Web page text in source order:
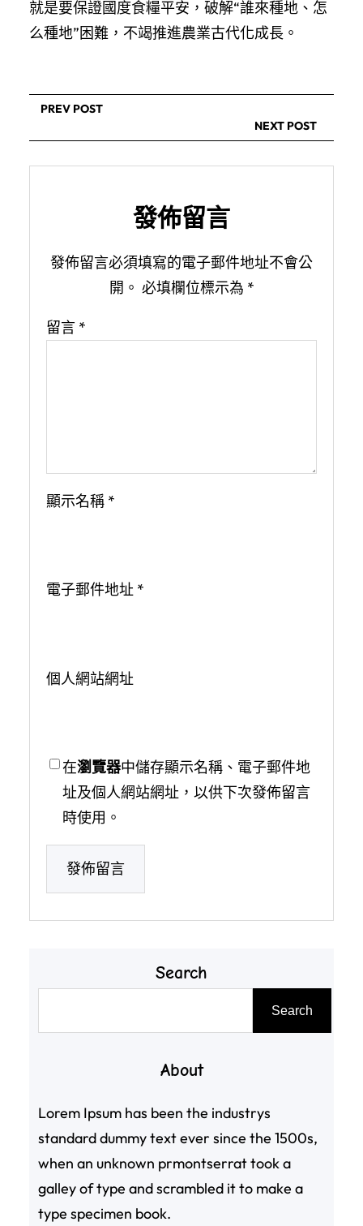
就是要保證國度食糧平安，破解“誰來種地、怎
么種地”困難，不竭推進農業古代化成長。
PREV POST
NEXT POST
發佈留言
發佈留言必須填寫的電子郵件地址不會公
開。 必填欄位標示為 *
留言 *
顯示名稱 *
電子郵件地址 *
個人網站網址
在瀏覽器中儲存顯示名稱、電子郵件地
址及個人網站網址，以供下次發佈留言
時使用。
Search
Search
About
Lorem Ipsum has been the industrys
standard dummy text ever since the 1500s,
when an unknown prmontserrat took a
galley of type and scrambled it to make a
type specimen book.